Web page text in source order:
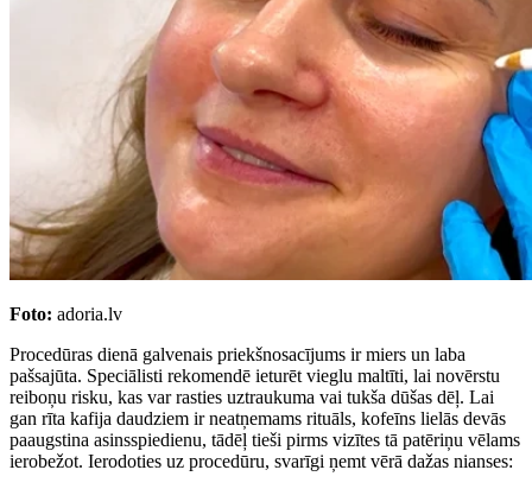
Foto: adoria.lv
Procedūras dienā galvenais priekšnosacījums ir miers un laba
pašsajūta. Speciālisti rekomendē ieturēt vieglu maltīti, lai novērstu
reiboņu risku, kas var rasties uztraukuma vai tukša dūšas dēļ. Lai
gan rīta kafija daudziem ir neatņemams rituāls, kofeīns lielās devās
paaugstina asinsspiedienu, tādēļ tieši pirms vizītes tā patēriņu vēlams
ierobežot. Ierodoties uz procedūru, svarīgi ņemt vērā dažas nianses: